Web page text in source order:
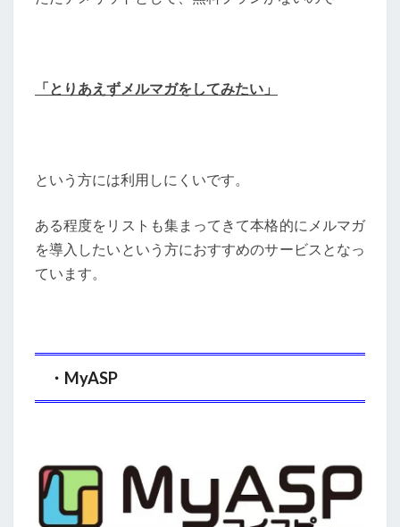
「とりあえずメルマガをしてみたい」
という方には利用しにくいです。
ある程度をリストも集まってきて本格的にメルマガ
を導入したいという方におすすめのサービスとなっ
ています。
・MyASP